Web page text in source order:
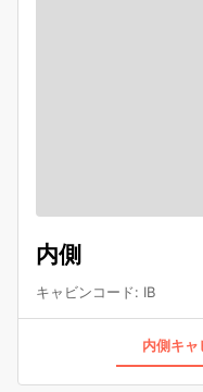
内側
キャビンコード: IB
内側キ